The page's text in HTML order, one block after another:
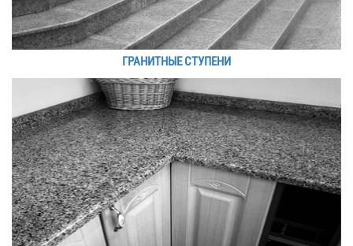
ГРАНИТНЫЕ СТУПЕНИ